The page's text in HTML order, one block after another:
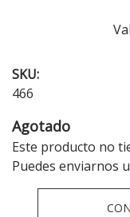
SKU:
466
Agotado
Este producto no
Puedes enviarnos